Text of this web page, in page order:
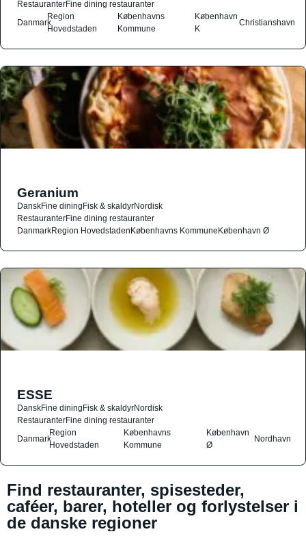
RestauranterFine dining restauranter
Danmark
Region
Hovedstaden
Københavns
Kommune
København
K
Christianshavn
Geranium
DanskFine diningFisk & skaldyrNordisk
RestauranterFine dining restauranter
DanmarkRegion HovedstadenKøbenhavns KommuneKøbenhavn Ø
ESSE
DanskFine diningFisk & skaldyrNordisk
RestauranterFine dining restauranter
Danmark
Region
Hovedstaden
Københavns
Kommune
København
Ø
Nordhavn
Find restauranter, spisesteder,
caféer, barer, hoteller og forlystelser i
de danske regioner